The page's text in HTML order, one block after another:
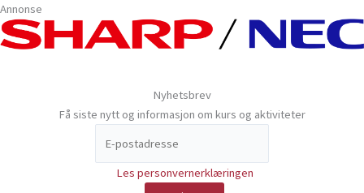
Annonse
Nyhetsbrev
Få siste nytt og informasjon om kurs og aktiviteter
Les personvernerklæringen